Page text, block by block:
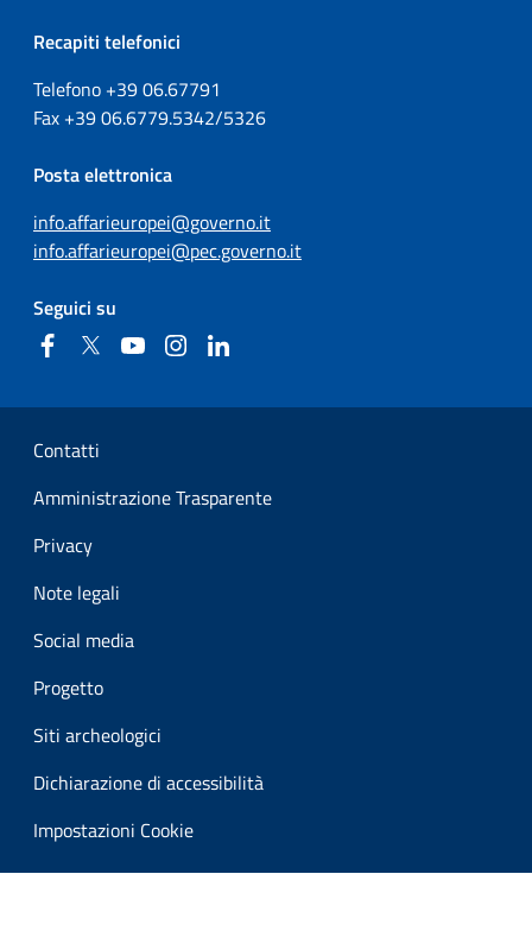
Recapiti telefonici
Telefono +3906.67791
Fax +3906.6779.5342/5326
Posta elettronica
info.affarieuropei@governo.it
info.affarieuropei@pec.governo.it
Seguici su
FacebookTwitter YouTubeInstagram
Sezione Link Utili
Contatti
Amministrazione Trasparente
Privacy
Note legali
Social media
Progetto
Siti archeologici
Dichiarazione di accessibilità
Impostazioni Cookie